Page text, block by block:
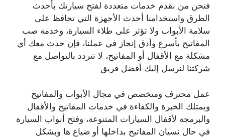
فنحن من نقدم خدمات متعددة لفتح سيارتك بأحدث
الطرق واستخدامنا أحدث الأجهزة التي تحافظ على
سلامة الأبواب ولا تؤثر على طلاء السيارة، وخدمة صب
المفاتيح بأسرع وأدق إنجاز في عملنا، فإن حدث معك أي
مشكلة مع الأقفال أو المفاتيح، لا تتردد بالتواصل مع
شركتنا لنرسل إليك أفضل فريق
عمل محترف ومتخصص في مجال الأبواب والمفاتيح
ويمتلك الخبرة والكفاءة في خدمات المفاتيح والأقفال
والبرمجة لأقفال السيارات المتنوعة، وفتح أبواب السيارة
في حال نسيان المفاتيح بداخلها أو ضياع ها وبشكل